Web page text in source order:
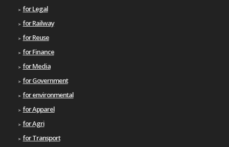
for Legal
for Railway
for Reuse
for Finance
for Media
for Government
for environmental
for Apparel
for Agri
for Transport